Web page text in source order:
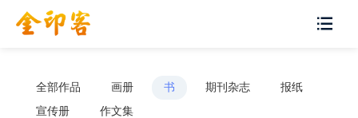
全部作品 画册 书 期刊杂志
报纸
宣传册
作文集